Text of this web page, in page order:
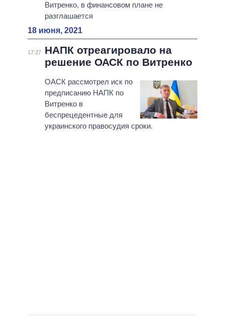
Витренко, в финансовом плане не
разглашается
18 июня, 2021
17:27
НАПК отреагировало на
решение ОАСК по Витренко
ОАСК рассмотрел иск по
предписанию НАПК по
Витренко в
беспрецедентные для
украинского правосудия сроки.